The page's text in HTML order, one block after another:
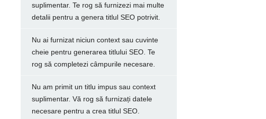
suplimentar. Te rog să furnizezi mai multe
detalii pentru a genera titlul SEO potrivit.
Nu ai furnizat niciun context sau cuvinte
cheie pentru generarea titlului SEO. Te
rog să completezi câmpurile necesare.
Nu am primit un titlu impus sau context
suplimentar. Vă rog să furnizați datele
necesare pentru a crea titlul SEO.